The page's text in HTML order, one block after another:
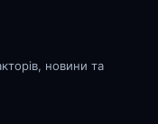
новини та